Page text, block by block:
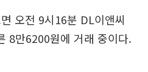
오전 9시16분 DL이앤씨
8만6200원에 거래 중이다.